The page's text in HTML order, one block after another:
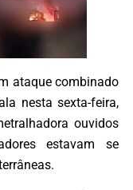
ataque combinado
nesta sexta-feira,
ouvidos
estavam se